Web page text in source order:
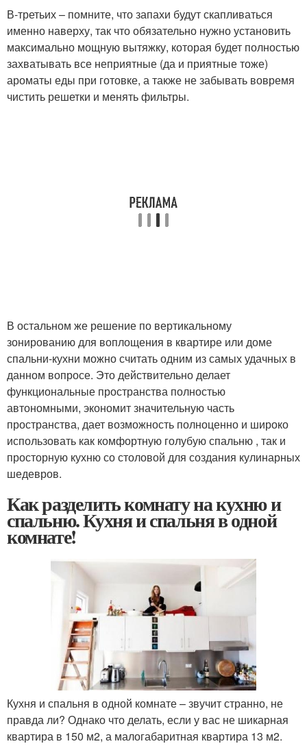
В-третьих – помните, что запахи будут скапливаться
именно наверху, так что обязательно нужно установить
максимально мощную вытяжку, которая будет полностью
захватывать все неприятные (да и приятные тоже)
ароматы еды при готовке, а также не забывать вовремя
чистить решетки и менять фильтры.
В остальном же решение по вертикальному
зонированию для воплощения в квартире или доме
спальни-кухни можно считать одним из самых удачных в
данном вопросе. Это действительно делает
функциональные пространства полностью
автономными, экономит значительную часть
пространства, дает возможность полноценно и широко
использовать как комфортную голубую спальню , так и
просторную кухню со столовой для создания кулинарных
шедевров.
Как разделить комнату на кухню и
спальню. Кухня и спальня в одной
комнате!
Кухня и спальня в одной комнате – звучит странно, не
правда ли? Однако что делать, если у вас не шикарная
квартира в 150 м2, а малогабаритная квартира 13 м2.